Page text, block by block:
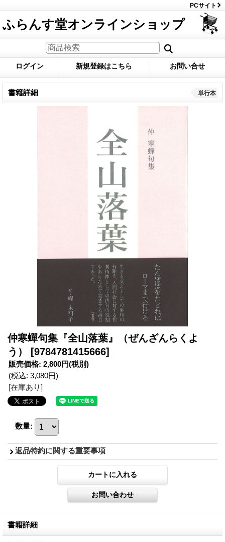
PCサイト
ふらんす堂オンラインショップ
ログイン 新規登録はこちら お問い合せ
書籍詳細 単行本
仲寒蟬句集『全山落葉』（ぜんざんらくよ
う）
[9784781415666]
販売価格: 2,800円(税別)
(税込: 3,080円)
[在庫あり]
数量:
返品特約に関する重要事項
書籍詳細